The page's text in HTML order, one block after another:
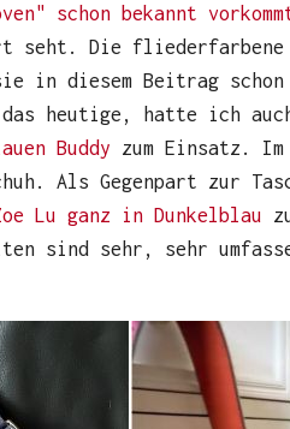
schon bekannt
seht. Die fliederfarbene
in diesem Beitrag
heutige, hatte ich
Buddy zum Einsatz.
Als Gegenpart zur
Lu ganz in Dunkelblau
sind sehr, sehr